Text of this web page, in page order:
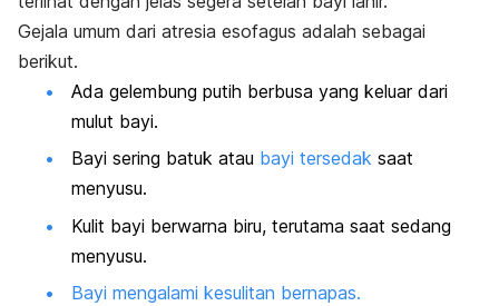
Gejala umum dari atresia esofagus adalah sebagai
berikut.
Ada gelembung putih berbusa yang keluar dari
mulut bayi.
Bayi sering batuk atau bayi tersedak saat
menyusu.
Kulit bayi berwarna biru, terutama saat sedang
menyusu.
Bayi mengalami kesulitan bernapas.